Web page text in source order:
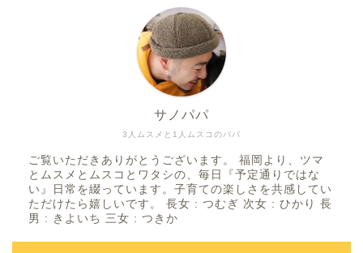
3人ムスメと1人ムスコのパパ
サノパパ
ご覧いただきありがとうございます。 福岡より、ツマ
とムスメとムスコとワタシの、毎日『予定通りではな
い』日常を綴っています。子育ての楽しさを共感してい
ただけたら嬉しいです。 長女 : つむぎ 次女 : ひかり 長
男 : きよいち 三女 : つきか